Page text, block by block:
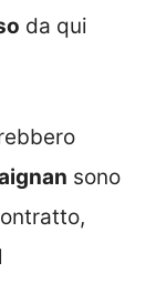
da qui
sono